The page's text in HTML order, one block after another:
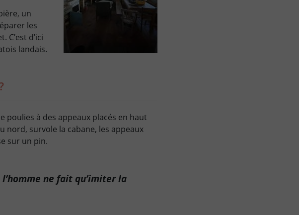
un
les
d’ici
landais.
poulies à des appeaux placés en haut
nord, survole la cabane, les appeaux
sur un pin.
ne fait qu’imiter la